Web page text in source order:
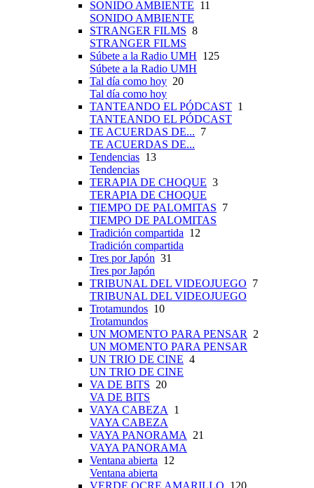
SONIDO AMBIENTE 11
SONIDO AMBIENTE
STRANGER FILMS 8
STRANGER FILMS
Súbete a la Radio UMH 125
Súbete a la Radio UMH
Tal día como hoy 20
Tal día como hoy
TANTEANDO EL PÓDCAST 1
TANTEANDO EL PÓDCAST
TE ACUERDAS DE... 7
TE ACUERDAS DE...
Tendencias 13
Tendencias
TERAPIA DE CHOQUE 3
TERAPIA DE CHOQUE
TIEMPO DE PALOMITAS 7
TIEMPO DE PALOMITAS
Tradición compartida 12
Tradición compartida
Tres por Japón 31
Tres por Japón
TRIBUNAL DEL VIDEOJUEGO 7
TRIBUNAL DEL VIDEOJUEGO
Trotamundos 10
Trotamundos
UN MOMENTO PARA PENSAR
2
UN MOMENTO PARA PENSAR
UN TRIO DE CINE 4
UN TRIO DE CINE
VA DE BITS 20
VA DE BITS
VAYA CABEZA
1
VAYA CABEZA
VAYA PANORAMA
21
VAYA PANORAMA
Ventana abierta 12
Ventana abierta